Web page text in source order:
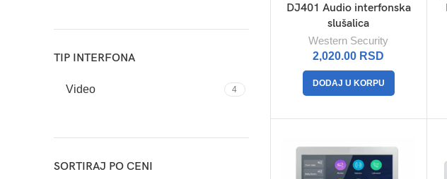
TIP INTERFONA
Video 4
SORTIRAJ PO CENI
DJ401 Audio interfonska
slušalica
Western Security
2,020.00 RSD
DODAJ U KORPU